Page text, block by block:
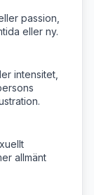
passion,
eller ny.
intensitet,
allmänt